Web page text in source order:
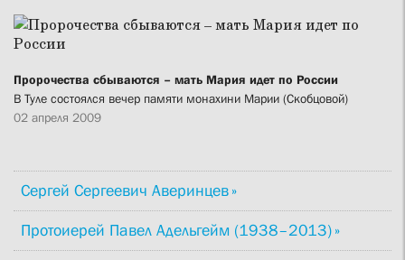
Пророчества сбываются – мать Мария идет по России
В Туле состоялся вечер памяти монахини Марии (Скобцовой)
02 апреля 2009
Сергей Сергеевич Аверинцев
Протоиерей Павел Адельгейм (1938–2013)